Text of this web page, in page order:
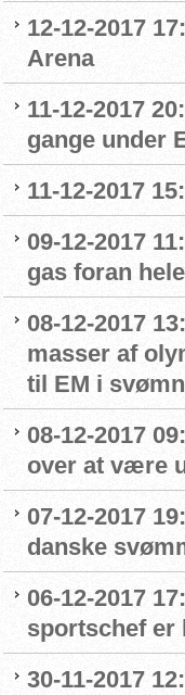
12-12-2017
Arena
11-12-2017
gange under
11-12-2017
09-12-2017
gas foran
08-12-2017
masser af
til EM i
08-12-2017
over at være
07-12-2017
danske
06-12-2017
sportschef er
30-11-2017